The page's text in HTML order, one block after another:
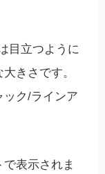
目立つように
きさです。
ック/ラインア
表示されま